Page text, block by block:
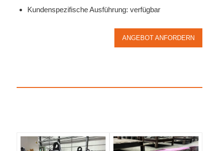
Kundenspezifische Ausführung: verfügbar
ANGEBOT ANFORDERN